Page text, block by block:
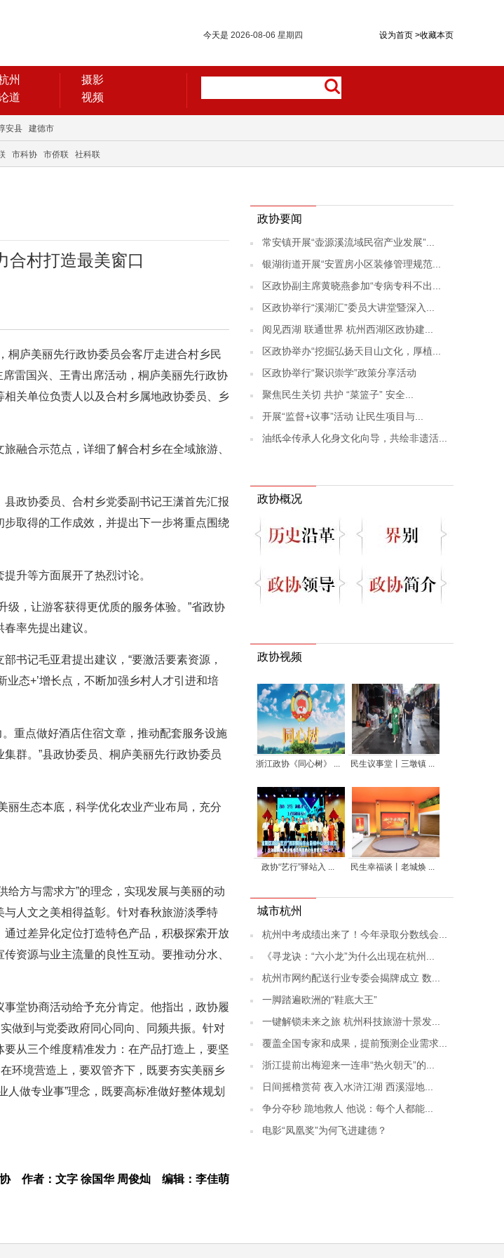
设为首页 >收藏本页
今天是 2026-08-06 星期四
州
道
摄影
视频
安县 建德市
市科协 市侨联 社科联
合村打造最美窗口
桐庐美丽先行政协委员会客厅走进合村乡民
雷国兴、王青出席活动，桐庐美丽先行政协
关单位负责人以及合村乡属地政协委员、乡
融合示范点，详细了解合村乡在全域旅游、
政协委员、合村乡党委副书记王潇首先汇报
取得的工作成效，并提出下一步将重点围绕
升等方面展开了热烈讨论。
级，让游客获得更优质的服务体验。”省政协
率先提出建议。
书记毛亚君提出建议，“要激活要素资源，
态+’增长点，不断加强乡村人才引进和培
重点做好酒店住宿文章，推动配套服务设施
群。”县政协委员、桐庐美丽先行政协委员
丽生态本底，科学优化农业产业布局，充分
给方与需求方”的理念，实现发展与美丽的动
人文之美相得益彰。针对春秋旅游淡季特
过差异化定位打造特色产品，积极探索开放
资源与业主流量的良性互动。要推动分水、
堂协商活动给予充分肯定。他指出，政协履
做到与党委政府同心同向、同频共振。针对
从三个维度精准发力：在产品打造上，要坚
环境营造上，要双管齐下，既要夯实美丽乡
做专业事”理念，既要高标准做好整体规划
协 作者：文字 徐国华 周俊灿 编辑：李佳萌
政协要闻
常安镇开展“壶源溪流域民宿产业发展”...
银湖街道开展“安置房小区装修管理规范...
区政协副主席黄晓燕参加“专病专科不出...
区政协举行“溪湖汇”委员大讲堂暨深入...
阅见西湖 联通世界 杭州西湖区政协建...
区政协举办“挖掘弘扬天目山文化，厚植...
区政协举行“聚识崇学”政策分享活动
聚焦民生关切 共护 “菜篮子” 安全...
开展“监督+议事”活动 让民生项目与...
油纸伞传承人化身文化向导，共绘非遗活...
政协概况
政协视频
浙江政协《同心树》 ... 民生议事堂丨三墩镇 ...
政协“艺行”驿站入 ... 民生幸福谈丨老城焕 ...
城市杭州
杭州中考成绩出来了！今年录取分数线会...
《寻龙诀：“六小龙”为什么出现在杭州...
杭州市网约配送行业专委会揭牌成立 数...
一脚踏遍欧洲的“鞋底大王”
一键解锁未来之旅 杭州科技旅游十景发...
覆盖全国专家和成果，提前预测企业需求...
浙江提前出梅迎来一连串“热火朝天”的...
日间摇橹赏荷 夜入水浒江湖 西溪湿地...
争分夺秒 跪地救人 他说：每个人都能...
电影“凤凰奖”为何飞进建德？